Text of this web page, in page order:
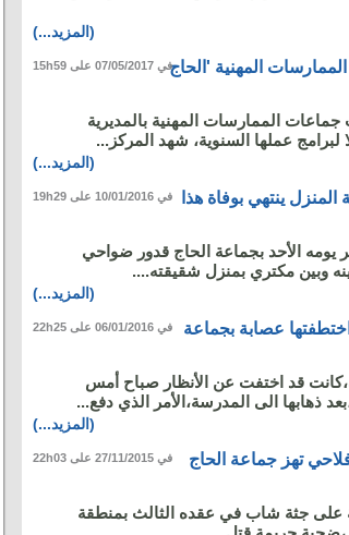
(المزيد...)
المهنية 'الحاج
الممارسات المهنية بالمديرية
لبرامج عملها السنوية، شهد المركز...
(المزيد...)
في 07/05/2017 على 15h59
ينتهي بوفاة هذا
الأحد بجماعة الحاج قدور ضواحي
وبين مكتري بمنزل شقيقته....
(المزيد...)
في 10/01/2016 على 19h29
عصابة بجماعة
قد اختفت عن الأنظار صباح أمس
ذهابها الى المدرسة،الأمر الذي دفع...
(المزيد...)
في 06/01/2016 على 22h25
تهز جماعة الحاج
على جثة شاب في عقده الثالث بمنطقة
في 27/11/2015 على 22h03